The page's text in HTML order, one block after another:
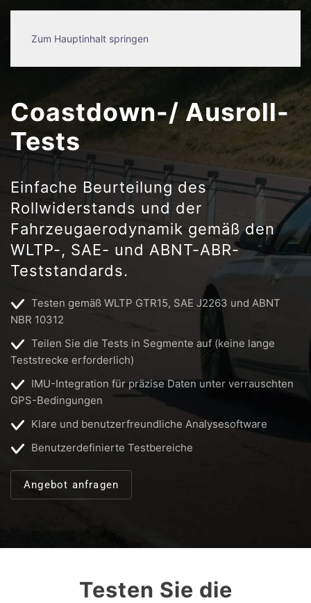
Zum Hauptinhalt springen
Coastdown-/ Ausroll-
Tests
Einfache Beurteilung des
Rollwiderstands und der
Fahrzeugaerodynamik gemäß den
WLTP-, SAE- und ABNT-ABR-
Teststandards.
Testen gemäß WLTP GTR15, SAE J2263 und ABNT
NBR 10312
Teilen Sie die Tests in Segmente auf (keine lange
Teststrecke erforderlich)
IMU-Integration für präzise Daten unter verrauschten
GPS-Bedingungen
Klare und benutzerfreundliche Analysesoftware
Benutzerdefinierte Testbereiche
Angebot anfragen
Testen Sie die